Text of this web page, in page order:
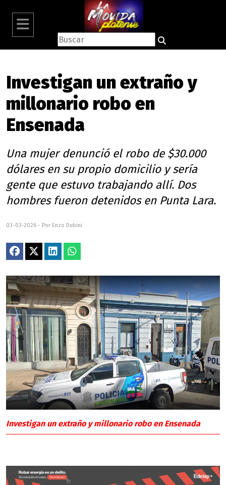
Investigan un extraño y
millonario robo en
Ensenada
Una mujer denunció el robo de $30.000
dólares en su propio domicilio y sería
gente que estuvo trabajando allí. Dos
hombres fueron detenidos en Punta Lara.
03-03-2026 - Por Enzo Dubini
Investigan un extraño y millonario robo en Ensenada